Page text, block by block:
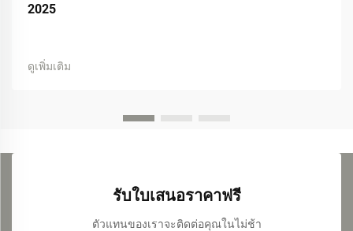
2025
ดูเพิ่มเติม
รับใบเสนอราคาฟรี
ตัวแทนของเราจะติดต่อคุณในไม่ช้า